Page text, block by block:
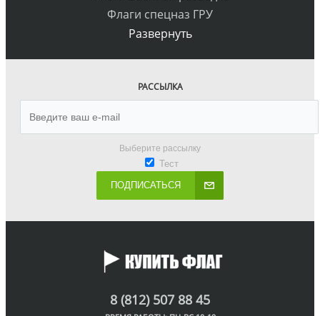
Флаги спецназ ГРУ
Развернуть
РАССЫЛКА
Выберите рассылку
Тест
ПОДПИСАТЬСЯ
8 (812) 507 88 45